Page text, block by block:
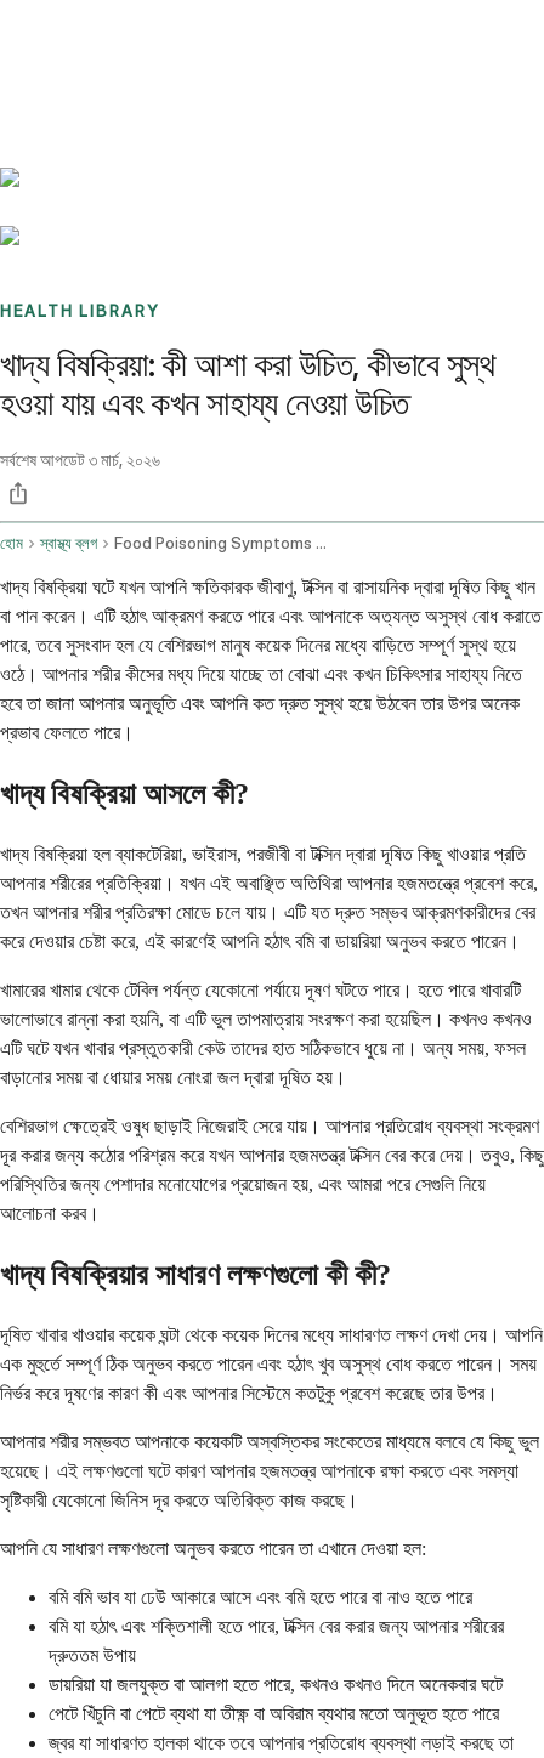
HEALTH LIBRARY
খাদ্য বিষক্রিয়া: কী আশা করা উচিত, কীভাবে সুস্থ
হওয়া যায় এবং কখন সাহায্য নেওয়া উচিত
সর্বশেষ আপডেট৩ মার্চ, ২০২৬
হোম স্বাস্থ্য ব্লগ Food Poisoning Symptoms Recovery And When To See A Doctor
খাদ্য বিষক্রিয়া ঘটে যখন আপনি ক্ষতিকারক জীবাণু, টক্সিন বা রাসায়নিক দ্বারা দূষিত কিছু খান
বা পান করেন। এটি হঠাৎ আক্রমণ করতে পারে এবং আপনাকে অত্যন্ত অসুস্থ বোধ করাতে
পারে, তবে সুসংবাদ হল যে বেশিরভাগ মানুষ কয়েক দিনের মধ্যে বাড়িতে সম্পূর্ণ সুস্থ হয়ে
ওঠে। আপনার শরীর কীসের মধ্য দিয়ে যাচ্ছে তা বোঝা এবং কখন চিকিৎসার সাহায্য নিতে
হবে তা জানা আপনার অনুভূতি এবং আপনি কত দ্রুত সুস্থ হয়ে উঠবেন তার উপর অনেক
প্রভাব ফেলতে পারে।
খাদ্য বিষক্রিয়া আসলে কী?
খাদ্য বিষক্রিয়া হল ব্যাকটেরিয়া, ভাইরাস, পরজীবী বা টক্সিন দ্বারা দূষিত কিছু খাওয়ার প্রতি
আপনার শরীরের প্রতিক্রিয়া। যখন এই অবাঞ্ছিত অতিথিরা আপনার হজমতন্ত্রে প্রবেশ করে,
তখন আপনার শরীর প্রতিরক্ষা মোডে চলে যায়। এটি যত দ্রুত সম্ভব আক্রমণকারীদের বের
করে দেওয়ার চেষ্টা করে, এই কারণেই আপনি হঠাৎ বমি বা ডায়রিয়া অনুভব করতে পারেন।
খামারের খামার থেকে টেবিল পর্যন্ত যেকোনো পর্যায়ে দূষণ ঘটতে পারে। হতে পারে খাবারটি
ভালোভাবে রান্না করা হয়নি, বা এটি ভুল তাপমাত্রায় সংরক্ষণ করা হয়েছিল। কখনও কখনও
এটি ঘটে যখন খাবার প্রস্তুতকারী কেউ তাদের হাত সঠিকভাবে ধুয়ে না। অন্য সময়, ফসল
বাড়ানোর সময় বা ধোয়ার সময় নোংরা জল দ্বারা দূষিত হয়।
বেশিরভাগ ক্ষেত্রেই ওষুধ ছাড়াই নিজেরাই সেরে যায়। আপনার প্রতিরোধ ব্যবস্থা সংক্রমণ
দূর করার জন্য কঠোর পরিশ্রম করে যখন আপনার হজমতন্ত্র টক্সিন বের করে দেয়। তবুও, কিছু
পরিস্থিতির জন্য পেশাদার মনোযোগের প্রয়োজন হয়, এবং আমরা পরে সেগুলি নিয়ে
আলোচনা করব।
খাদ্য বিষক্রিয়ার সাধারণ লক্ষণগুলো কী কী?
দূষিত খাবার খাওয়ার কয়েক ঘন্টা থেকে কয়েক দিনের মধ্যে সাধারণত লক্ষণ দেখা দেয়। আপনি
এক মুহুর্তে সম্পূর্ণ ঠিক অনুভব করতে পারেন এবং হঠাৎ খুব অসুস্থ বোধ করতে পারেন। সময়
নির্ভর করে দূষণের কারণ কী এবং আপনার সিস্টেমে কতটুকু প্রবেশ করেছে তার উপর।
আপনার শরীর সম্ভবত আপনাকে কয়েকটি অস্বস্তিকর সংকেতের মাধ্যমে বলবে যে কিছু ভুল
হয়েছে। এই লক্ষণগুলো ঘটে কারণ আপনার হজমতন্ত্র আপনাকে রক্ষা করতে এবং সমস্যা
সৃষ্টিকারী যেকোনো জিনিস দূর করতে অতিরিক্ত কাজ করছে।
আপনি যে সাধারণ লক্ষণগুলো অনুভব করতে পারেন তা এখানে দেওয়া হল:
বমি বমি ভাব যা ঢেউ আকারে আসে এবং বমি হতে পারে বা নাও হতে পারে
বমি যা হঠাৎ এবং শক্তিশালী হতে পারে, টক্সিন বের করার জন্য আপনার শরীরের
দ্রুততম উপায়
ডায়রিয়া যা জলযুক্ত বা আলগা হতে পারে, কখনও কখনও দিনে অনেকবার ঘটে
পেটে খিঁচুনি বা পেটে ব্যথা যা তীক্ষ্ণ বা অবিরাম ব্যথার মতো অনুভূত হতে পারে
জ্বর যা সাধারণত হালকা থাকে তবে আপনার প্রতিরোধ ব্যবস্থা লড়াই করছে তা